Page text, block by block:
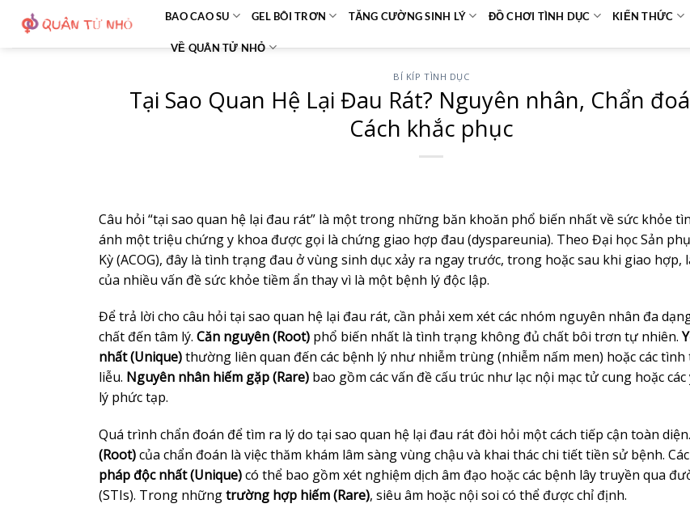
nội
BAO CAO SU GEL BÔI TRƠN TĂNG CƯỜNG SINH LÝ ĐỒ CHƠI TÌNH DỤC KIẾN THỨC
VỀ QUÂN TỬ NHỎ
BÍ KÍP TÌNH DỤC
Tại Sao Quan Hệ Lại Đau Rát? Nguyên nhân, Chẩn
Cách khắc phục
Câu hỏi “tại sao quan hệ lại đau rát” là một trong những băn khoăn phổ biến nhất về sức khỏe
ánh một triệu chứng y khoa được gọi là chứng giao hợp đau (dyspareunia). Theo Đại học Sản
Kỳ (ACOG), đây là tình trạng đau ở vùng sinh dục xảy ra ngay trước, trong hoặc sau khi giao hợp,
của nhiều vấn đề sức khỏe tiềm ẩn thay vì là một bệnh lý độc lập.
Để trả lời cho câu hỏi tại sao quan hệ lại đau rát, cần phải xem xét các nhóm nguyên nhân đa
chất đến tâm lý. Căn nguyên (Root) phổ biến nhất là tình trạng không đủ chất bôi trơn tự nhiên.
nhất (Unique)thường liên quan đến các bệnh lý như nhiễm trùng (nhiễm nấm men) hoặc các tình
liễu. Nguyên nhân hiếm gặp (Rare) bao gồm các vấn đề cấu trúc như lạc nội mạc tử cung hoặc
lý phức tạp.
Quá trình chẩn đoán để tìm ra lý do tại sao quan hệ lại đau rát đòi hỏi một cách tiếp cận toàn diện.
(Root)của chẩn đoán là việc thăm khám lâm sàng vùng chậu và khai thác chi tiết tiền sử bệnh. Các
pháp độc nhất (Unique)có thể bao gồm xét nghiệm dịch âm đạo hoặc các bệnh lây truyền qua
(STIs). Trong nhữngtrường hợp hiếm (Rare), siêu âm hoặc nội soi có thể được chỉ định.